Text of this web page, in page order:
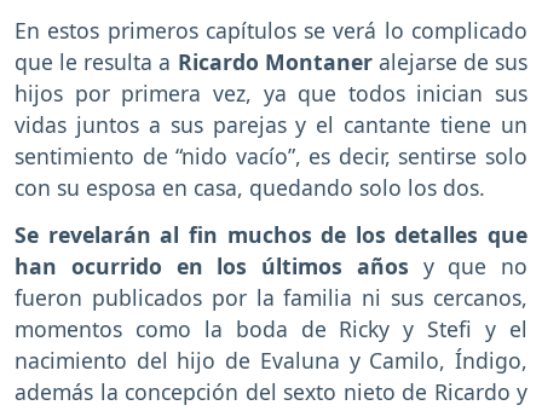
En estos primeros capítulos se verá lo complicado
que le resulta a Ricardo Montaneralejarse de sus
hijos por primera vez, ya que todos inician sus
vidas juntos a sus parejas y el cantante tiene un
sentimiento de “nido vacío”, es decir, sentirse solo
con su esposa en casa, quedando solo los dos.
Se revelarán al fin muchos de los detalles que
han ocurrido en los últimos años y que no
fueron publicados por la familia ni sus cercanos,
momentos como la boda de Ricky y Stefi y el
nacimiento del hijo de Evaluna y Camilo, Índigo,
además la concepción del sexto nieto de Ricardo y